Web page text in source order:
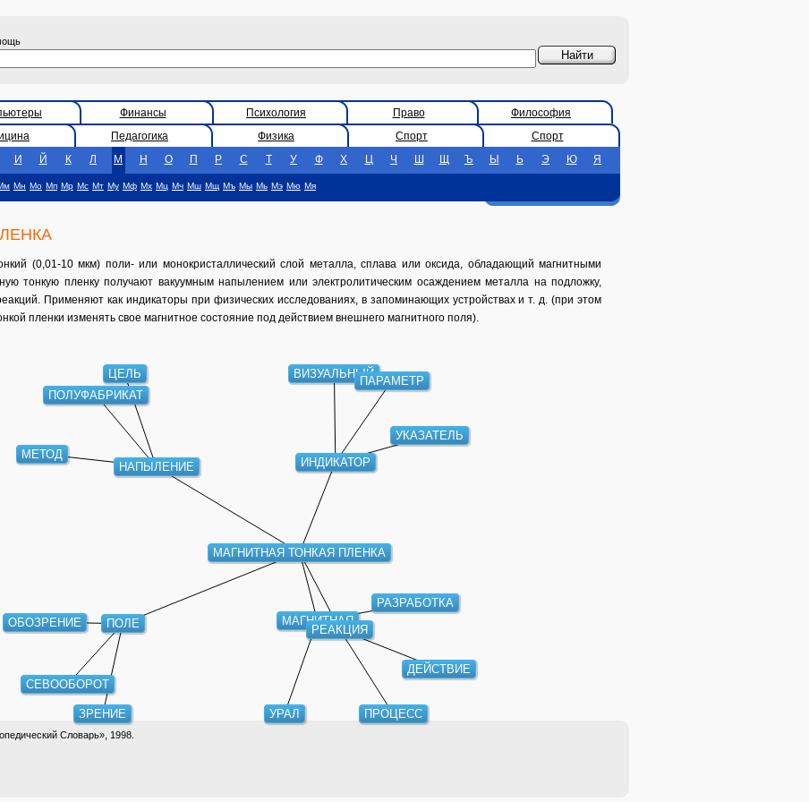
Финансы Психология Право
Философия
Педагогика Физика Спорт
Спорт
И Й К Л М Н О П Р С Т У Ф Х Ц Ч Ш Щ Ъ Ы Ь Э Ю Я
Мн Мо Мп Мр Мс Мт Му Мф Мх Мц Мч Мш Мщ Мъ Мы Мь Мэ Мю Мя
(0,01-10 мкм) поли- или монокристаллический слой металла, сплава или оксида, обладающий магнитными
тонкую пленку получают вакуумным напылением или электролитическим осаждением металла на подложку,
Применяют как индикаторы при физических исследованиях, в запоминающих устройствах и т. д. (при этом
пленки изменять свое магнитное состояние под действием внешнего магнитного поля).
МАГНИТНАЯ ТОНКАЯ ПЛЕНКА
НАПЫЛЕНИЕ ИНДИКАТОР
МАГНИТНАЯ
ПОЛЕ РЕАКЦИЯ
ПОЛУФАБРИКАТ
ЦЕЛЬ
МЕТОД
ВИЗУАЛЬНЫЙ
УКАЗАТЕЛЬ
ПАРАМЕТР
УРАЛ
РАЗРАБОТКА
ОБОЗРЕНИЕ
СЕВООБОРОТ
ЗРЕНИЕ
ДЕЙСТВИЕ
ПРОЦЕСС
Словарь», 1998.